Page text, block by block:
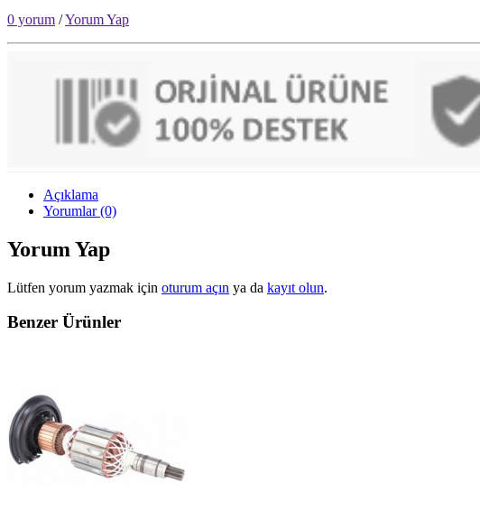
0 yorum /Yorum Yap
Açıklama
Yorumlar (0)
Yorum Yap
Lütfen yorum yazmak için oturum açın ya da kayıt olun.
Benzer Ürünler